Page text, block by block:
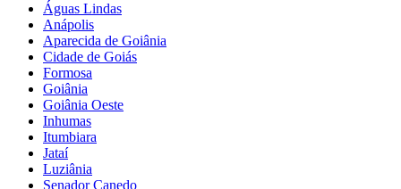
Águas Lindas
Anápolis
Aparecida de Goiânia
Cidade de Goiás
Formosa
Goiânia
Goiânia Oeste
Inhumas
Itumbiara
Jataí
Luziânia
Senador Canedo